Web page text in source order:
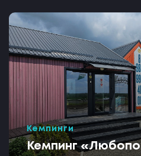
Кемпинги
Кемпинг